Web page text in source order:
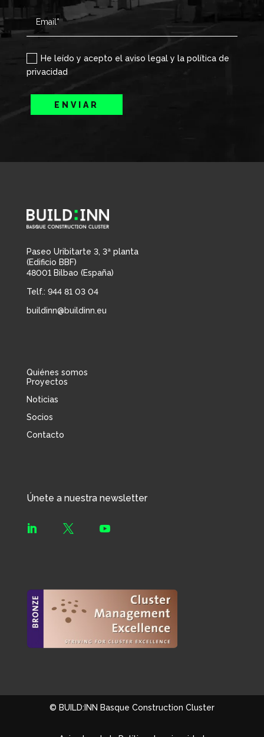
He leído y acepto el aviso legal y la política de
privacidad
ENVIAR
Paseo Uribitarte 3, 3ª planta
(Edificio BBF)
48001 Bilbao (España)
Telf.: 944 81 03 04
buildinn@buildinn.eu
Quiénes somos
Proyectos
Noticias
Socios
Contacto
Únete a nuestra newsletter
  
© BUILD:INN Basque Construction Cluster